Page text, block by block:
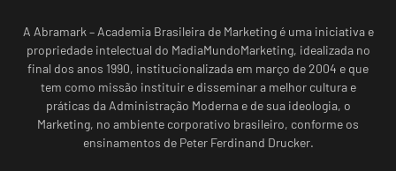
A Abramark – Academia Brasileira de Marketing é uma iniciativa e
propriedade intelectual do MadiaMundoMarketing, idealizada no
final dos anos 1990, institucionalizada em março de 2004 e que
tem como missão instituir e disseminar a melhor cultura e
práticas da Administração Moderna e de sua ideologia, o
Marketing, no ambiente corporativo brasileiro, conforme os
ensinamentos de Peter Ferdinand Drucker.